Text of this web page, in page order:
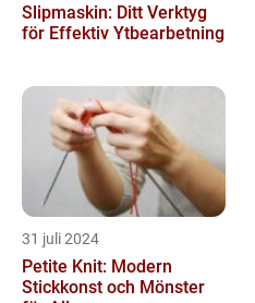
Slipmaskin: Ditt Verktyg
för Effektiv Ytbearbetning
31 juli 2024
Petite Knit: Modern
Stickkonst och Mönster